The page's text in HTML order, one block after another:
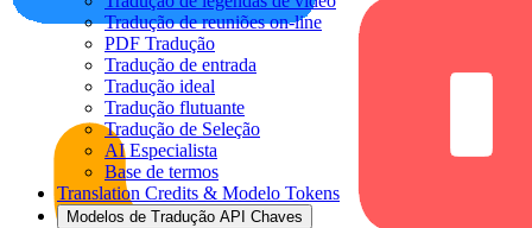
Tradução de reuniões on-line
PDF Tradução
Tradução de entrada
Tradução ideal
Tradução flutuante
Tradução de Seleção
AI Especialista
Base de termos
Translation Credits & Modelo Tokens
Modelos de Tradução API Chaves